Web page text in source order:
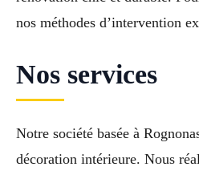
nos méthodes d’intervention
Nos services
Notre société basée à
décoration intérieure. Nous